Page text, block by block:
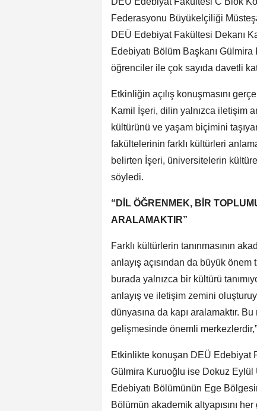
Federasyonu Büyükelçiliği
DEÜ Edebiyat Fakültesi Dekanı
Edebiyatı Bölüm Başkanı
öğrenciler ile çok sayıda davetli
Etkinliğin açılış konuşmasını
Kamil İşeri, dilin yalnızca iletişim
kültürünü ve yaşam biçimini
fakültelerinin farklı kültürleri
belirten İşeri, üniversitelerin
söyledi.
“DİL ÖĞRENMEK, BİR
ARALAMAKTIR”
Farklı kültürlerin tanınmasının
anlayış açısından da büyük önem
burada yalnızca bir kültürü
anlayış ve iletişim zemini
dünyasına da kapı aralamaktır.
gelişmesinde önemli
Etkinlikte konuşan DEÜ Edebiyat
Gülmira Kuruoğlu ise Dokuz
Edebiyatı Bölümünün Ege
Bölümün akademik altyapısını